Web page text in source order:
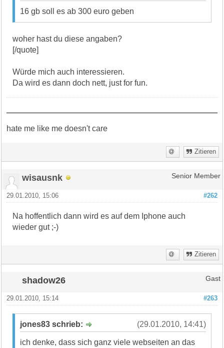
16 gb soll es ab 300 euro geben
woher hast du diese angaben?
[/quote]
Würde mich auch interessieren.
Da wird es dann doch nett, just for fun.
hate me like me doesn't care
Zitieren
wisausnk Senior Member
#262
29.01.2010, 15:06
Na hoffentlich dann wird es auf dem Iphone auch
wieder gut ;-)
Zitieren
shadow26 Gast
#263
29.01.2010, 15:14
(29.01.2010, 14:41)
jones83 schrieb:
ich denke, dass sich ganz viele webseiten an das